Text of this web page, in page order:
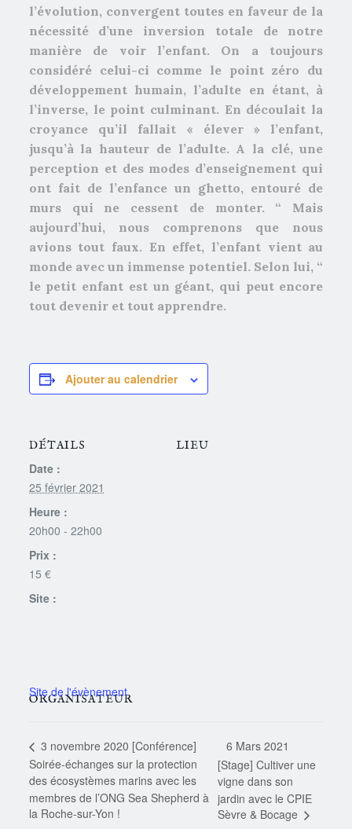
l’évolution, convergent toutes en faveur de la
nécessité d’une inversion totale de notre
manière de voir l’enfant. On a toujours
considéré celui-ci comme le point zéro du
développement humain, l’adulte en étant, à
l’inverse, le point culminant. En découlait la
croyance qu’il fallait « élever » l’enfant,
jusqu’à la hauteur de l’adulte. A la clé, une
perception et des modes d’enseignement qui
ont fait de l’enfance un ghetto, entouré de
murs qui ne cessent de monter. “ Mais
aujourd’hui, nous comprenons que nous
avions tout faux. En effet, l’enfant vient au
monde avec un immense potentiel. Selon lui, “
le petit enfant est un géant, qui peut encore
tout devenir et tout apprendre.
Ajouter au calendrier
DÉTAILS
Date :
25 février 2021
Heure :
20h00 - 22h00
Prix :
15 €
Site :
ORGANISATEUR
LIEU
3 novembre 2020 [Conférence]
Soirée-échanges sur la protection
des écosystèmes marins avec les
membres de l’ONG Sea Shepherd à
la Roche-sur-Yon !
6 Mars 2021
[Stage] Cultiver une
vigne dans son
jardin avec le CPIE
Sèvre & Bocage